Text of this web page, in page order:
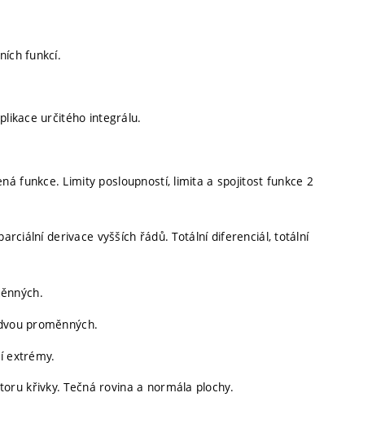
funkcí.
určitého integrálu.
funkce. Limity posloupností, limita a spojitost funkce 2
derivace vyšších řádů. Totální diferenciál, totální
proměnných.
extrémy.
křivky. Tečná rovina a normála plochy.